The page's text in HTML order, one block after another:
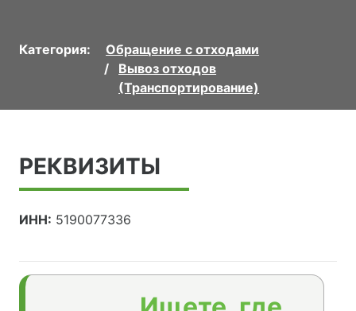
Категория:
Обращение с отходами
Вывоз отходов
(Транспортирование)
РЕКВИЗИТЫ
ИНН: 5190077336